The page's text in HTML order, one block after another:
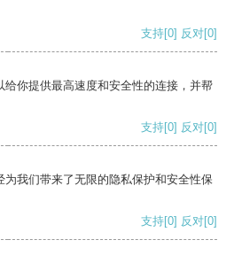
支持[0] 反对[0]
你提供最高速度和安全性的连接，并帮
支持[0] 反对[0]
我们带来了无限的隐私保护和安全性保
支持[0] 反对[0]